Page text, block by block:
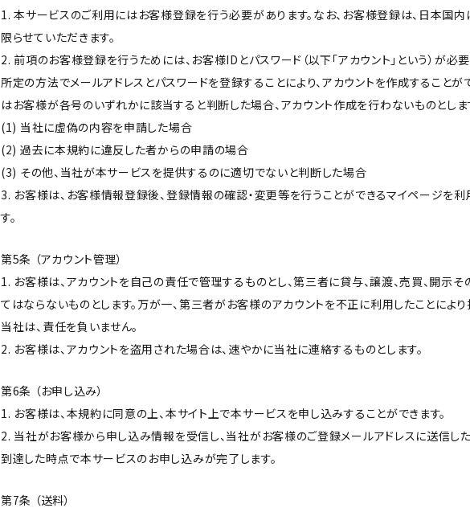
1. 本サービスのご利用にはお客様登録を行う必要があります。なお、お客様登録は、日本国
限らせていただきます。
2. 前項のお客様登録を行うためには、お客様IDとパスワード（以下「アカウント」という）が必
所定の方法でメールアドレスとパスワードを登録することにより、アカウントを作成することが
はお客様が各号のいずれかに該当すると判断した場合、アカウント作成を行わないものとしま
(1) 当社に虚偽の内容を申請した場合
(2) 過去に本規約に違反した者からの申請の場合
(3) その他、当社が本サービスを提供するのに適切でないと判断した場合
3. お客様は、お客様情報登録後、登録情報の確認・変更等を行うことができるマイページを利
す。
第5条 （アカウント管理）
1. お客様は、アカウントを自己の責任で管理するものとし、第三者に貸与、譲渡、売買、開示
てはならないものとします。万が一、第三者がお客様のアカウントを不正に利用したことによ
当社は、責任を負いません。
2. お客様は、アカウントを盗用された場合は、速やかに当社に連絡するものとします。
第6条 （お申し込み）
1. お客様は、本規約に同意の上、本サイト上で本サービスを申し込みすることができます。
2. 当社がお客様から申し込み情報を受信し、当社がお客様のご登録メールアドレスに送信し
到達した時点で本サービスのお申し込みが完了します。
第7条 （送料）